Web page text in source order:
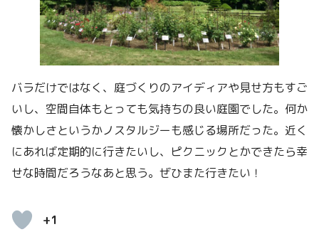
バラだけではなく、庭づくりのアイディアや見せ方もすご
いし、空間自体もとっても気持ちの良い庭園でした。何か
懐かしさというかノスタルジーも感じる場所だった。近く
にあれば定期的に行きたいし、ピクニックとかできたら幸
せな時間だろうなあと思う。ぜひまた行きたい！
+1